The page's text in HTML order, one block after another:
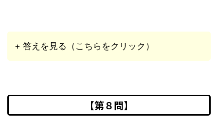
+ 答えを見る（こちらをクリック）
【第８問】